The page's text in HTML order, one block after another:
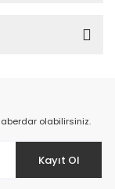
olabilirsiniz.
Kayıt Ol